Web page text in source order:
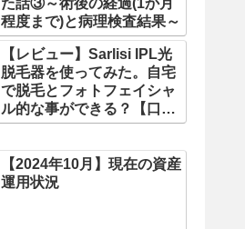
た話③～術後の経過(1か月
程度まで)と病理検査結果～
【レビュー】Sarlisi IPL光
脱毛器を使ってみた。自宅
で脱毛とフォトフェイシャ
ル的な事ができる？【口コ
ミ】
【2024年10月】現在の資産
運用状況